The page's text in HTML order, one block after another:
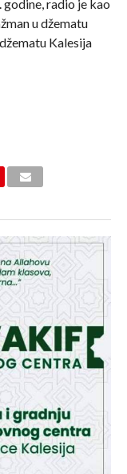
radio je kao
u džematu
Kalesija